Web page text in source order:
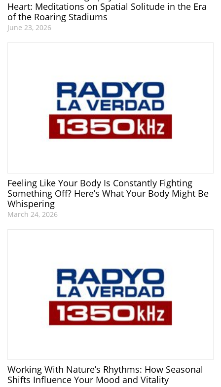
Heart: Meditations on Spatial Solitude in the Era
of the Roaring Stadiums
June 23, 2026
Feeling Like Your Body Is Constantly Fighting
Something Off? Here’s What Your Body Might Be
Whispering
March 24, 2026
Working With Nature’s Rhythms: How Seasonal
Shifts Influence Your Mood and Vitality